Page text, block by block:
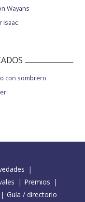
Wayans
Isaac
con sombrero
Premios
Guía / directorio